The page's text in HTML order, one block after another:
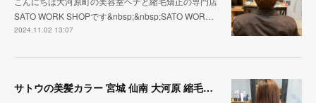
SATO WORK SHOPです&nbsp;&nbsp;SATO WOR…
2024.11.02 13:07
サトウの美髪カラー 宮城 仙南 大河原 縮毛矯正 髪質改善 ヘナ 美容室 SATO WORK SHOP